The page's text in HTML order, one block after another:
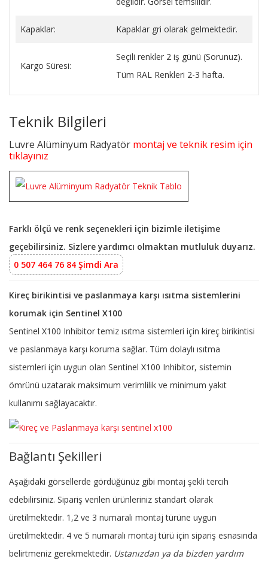
Kapaklar: Kapaklar gri olarak gelmektedir.
Kargo Süresi:
Seçili renkler 2 iş günü (Sorunuz).
Tüm RAL Renkleri 2-3 hafta.
Teknik Bilgileri
Luvre Alüminyum Radyatör montaj ve teknik resim için
tıklayınız
Farklı ölçü ve renk seçenekleri için bizimle iletişime
geçebilirsiniz. Sizlere yardımcı olmaktan mutluluk duyarız.
0 507 464 76 84 Şimdi Ara
Kireç birikintisi ve paslanmaya karşı ısıtma sistemlerini
korumak için Sentinel X100
Sentinel X100 Inhibitor temiz ısıtma sistemleri için kireç birikintisi
ve paslanmaya karşı koruma sağlar. Tüm dolaylı ısıtma
sistemleri için uygun olan Sentinel X100 Inhibitor, sistemin
ömrünü uzatarak maksimum verimlilik ve minimum yakıt
kullanımı sağlayacaktır.
Bağlantı Şekilleri
Aşağıdaki görsellerde gördüğünüz gibi montaj şekli tercih
edebilirsiniz. Sipariş verilen ürünleriniz standart olarak
üretilmektedir. 1,2 ve 3 numaralı montaj türüne uygun
üretilmektedir. 4 ve 5 numaralı montaj türü için sipariş esnasında
belirtmeniz gerekmektedir. Ustanızdan ya da bizden yardım